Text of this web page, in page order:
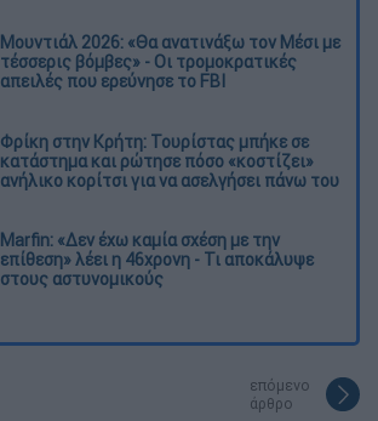
Μουντιάλ 2026: «Θα ανατινάξω τον Μέσι με
τέσσερις βόμβες» - Οι τρομοκρατικές
απειλές που ερεύνησε το FBI
Φρίκη στην Κρήτη: Τουρίστας μπήκε σε
κατάστημα και ρώτησε πόσο «κοστίζει»
ανήλικο κορίτσι για να ασελγήσει πάνω του
Marfin: «Δεν έχω καμία σχέση με την
επίθεση» λέει η 46χρονη - Τι αποκάλυψε
στους αστυνομικούς
επόμενο
άρθρο